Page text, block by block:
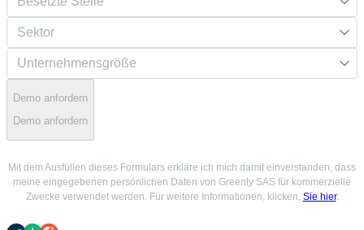
Demo anfordern
Demo anfordern
Mit dem Ausfüllen dieses Formulars erkläre ich mich damit einverstanden, dass
meine eingegebenen persönlichen Daten von Greenly SAS für kommerzielle
Zwecke verwendet werden. Für weitere Informationen, klicken, Sie hier.